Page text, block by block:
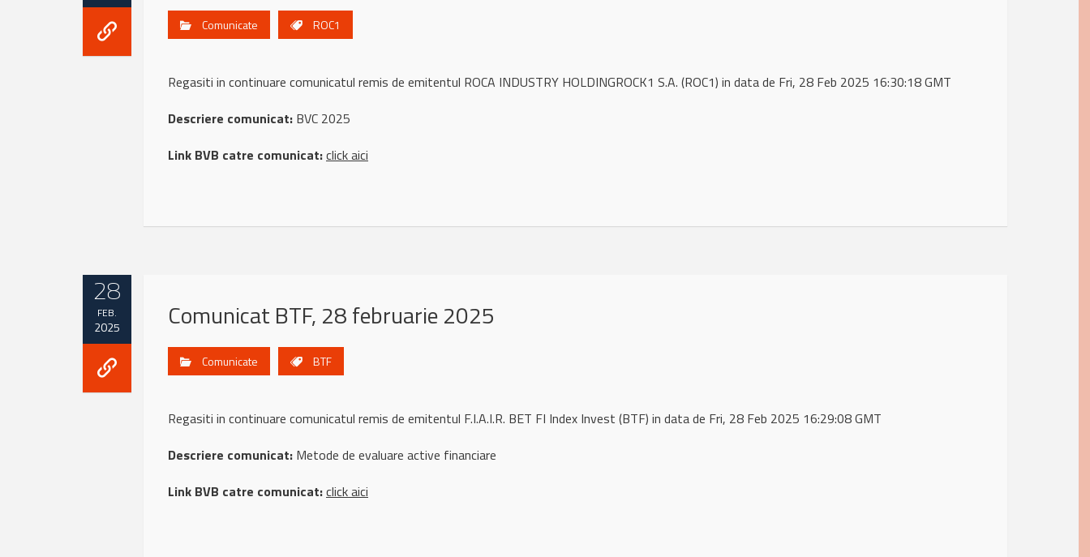
Comunicate ROC1
Regasiti in continuare comunicatul remis de emitentul ROCA INDUSTRY HOLDINGROCK1 S.A. (ROC1) in data de Fri, 28 Feb 2025 16:30:18 GMT
Descriere comunicat: BVC 2025
Link BVB catre comunicat:click aici
28
FEB.
2025 Comunicat BTF, 28 februarie 2025
Comunicate BTF
Regasiti in continuare comunicatul remis de emitentul F.I.A.I.R. BET FI Index Invest (BTF) in data de Fri, 28 Feb 2025 16:29:08 GMT
Descriere comunicat: Metode de evaluare active financiare
Link BVB catre comunicat:click aici